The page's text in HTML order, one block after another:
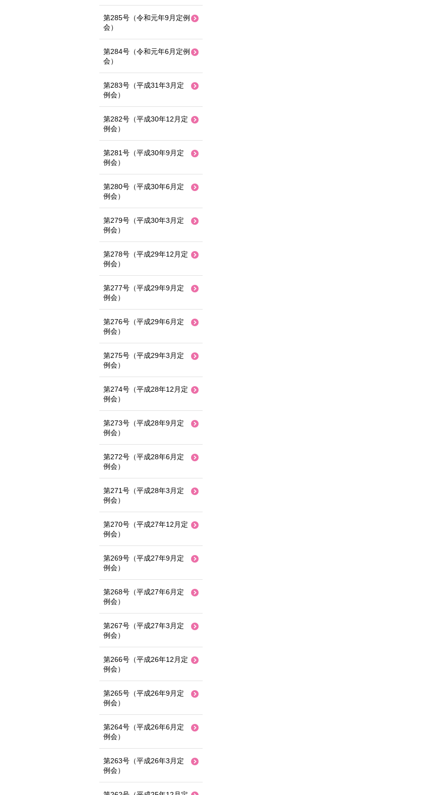
第285号（令和元年9月定例
会）
第284号（令和元年6月定例
会）
第283号（平成31年3月定
例会）
第282号（平成30年12月定
例会）
第281号（平成30年9月定
例会）
第280号（平成30年6月定
例会）
第279号（平成30年3月定
例会）
第278号（平成29年12月定
例会）
第277号（平成29年9月定
例会）
第276号（平成29年6月定
例会）
第275号（平成29年3月定
例会）
第274号（平成28年12月定
例会）
第273号（平成28年9月定
例会）
第272号（平成28年6月定
例会）
第271号（平成28年3月定
例会）
第270号（平成27年12月定
例会）
第269号（平成27年9月定
例会）
第268号（平成27年6月定
例会）
第267号（平成27年3月定
例会）
第266号（平成26年12月定
例会）
第265号（平成26年9月定
例会）
第264号（平成26年6月定
例会）
第263号（平成26年3月定
例会）